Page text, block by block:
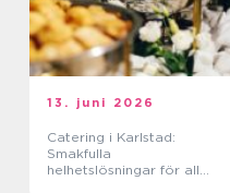
13. juni 2026
Catering i Karlstad:
Smakfulla
helhetslösningar för alla